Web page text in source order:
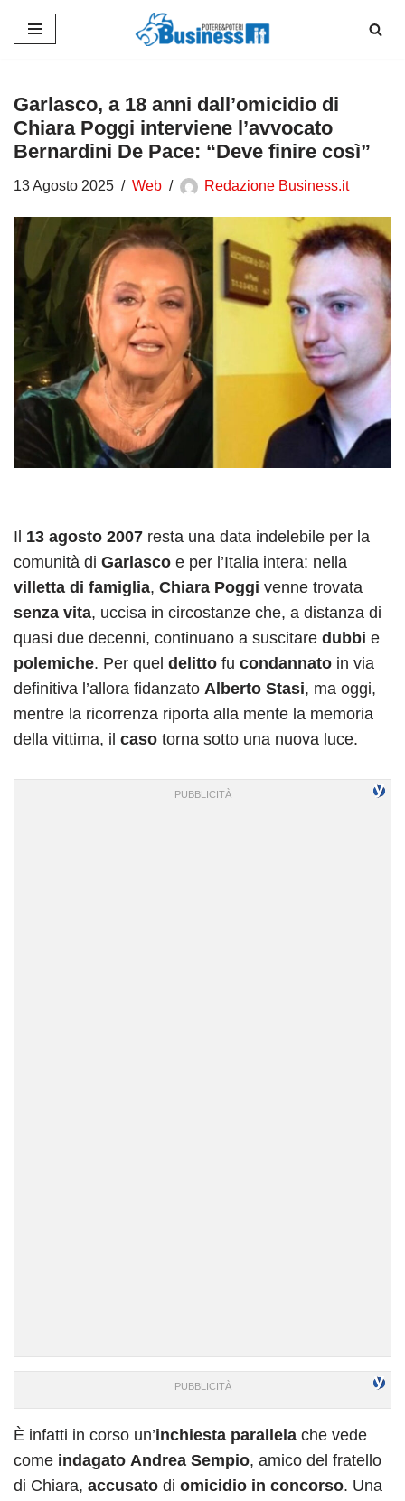
contenuto
Garlasco, a 18 anni dall’omicidio di
Chiara Poggi interviene l’avvocato
Bernardini De Pace: “Deve finire così”
13 Agosto 2025 Web Redazione Business.it
Il 13 agosto 2007 resta una data indelebile per la
comunità di Garlasco e per l’Italia intera: nella
villetta di famiglia, Chiara Poggi venne trovata
senza vita, uccisa in circostanze che, a distanza di
quasi due decenni, continuano a suscitare dubbi e
polemiche. Per quel delitto fu condannato in via
definitiva l’allora fidanzato Alberto Stasi, ma oggi,
mentre la ricorrenza riporta alla mente la memoria
della vittima, il caso torna sotto una nuova luce.
È infatti in corso un’inchiesta parallela che vede
come indagato Andrea Sempio, amico del fratello
di Chiara, accusato di omicidio in concorso. Una